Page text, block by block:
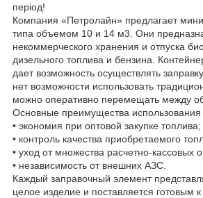
період!
Компания «Петролайн» предлагает
типа объемом 10 и 14 м3. Они
некоммерческого хранения и отпуска
дизельного топлива и бензина.
дает возможность осуществлять
нет возможности использовать
можно оперативно перемещать между
Основные преимущества
• экономия при оптовой закупке топлива;
• контроль качества приобретаемого
• уход от множества расчетно-кассовых
• независимость от внешних АЗС.
Каждый заправочный элемент
целое изделие и поставляется готовым